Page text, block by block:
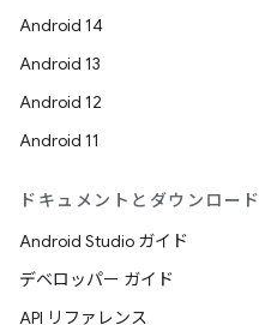
Android 14
Android 13
Android 12
Android 11
ドキュメントとダウンロード
Android Studio ガイド
デベロッパー ガイド
API リファレンス